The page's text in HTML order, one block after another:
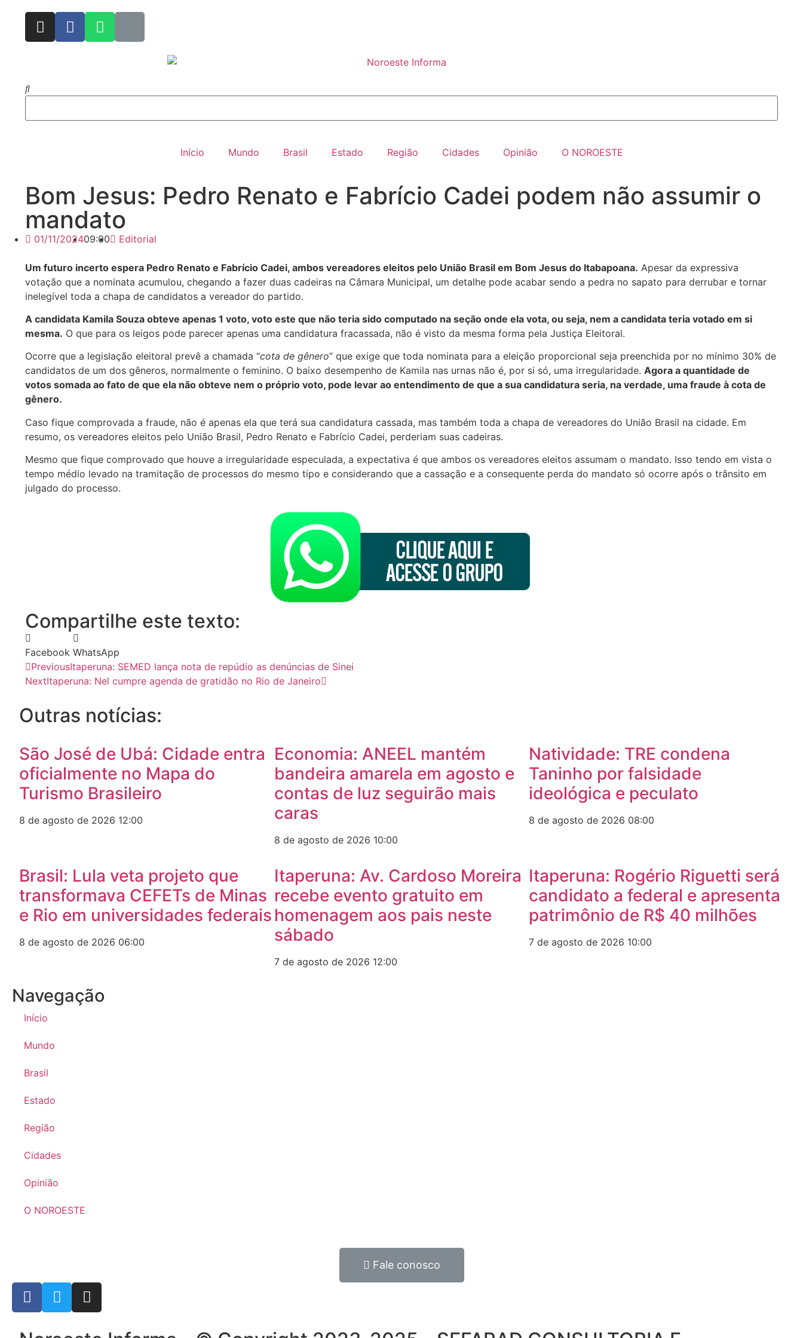
Início Mundo Brasil Estado Região Cidades Opinião O NOROESTE
Bom Jesus: Pedro Renato e Fabrício Cadei podem não assumir o
mandato
01/11/202409:00 Editorial
Um futuro incerto espera Pedro Renato e Fabrício Cadei, ambos vereadores eleitos pelo União Brasil em Bom Jesus do Itabapoana. Apesar da expressiva
votação que a nominata acumulou, chegando a fazer duas cadeiras na Câmara Municipal, um detalhe pode acabar sendo a pedra no sapato para derrubar e tornar
inelegível toda a chapa de candidatos a vereador do partido.
A candidata Kamila Souza obteve apenas 1 voto, voto este que não teria sido computado na seção onde ela vota, ou seja, nem a candidata teria votado em si
mesma. O que para os leigos pode parecer apenas uma candidatura fracassada, não é visto da mesma forma pela Justiça Eleitoral.
Ocorre que a legislação eleitoral prevê a chamada “cota de gênero” que exige que toda nominata para a eleição proporcional seja preenchida por no mínimo 30% de
candidatos de um dos gêneros, normalmente o feminino. O baixo desempenho de Kamila nas urnas não é, por si só, uma irregularidade. Agora a quantidade de
votos somada ao fato de que ela não obteve nem o próprio voto, pode levar ao entendimento de que a sua candidatura seria, na verdade, uma fraude à cota de
gênero.
Caso fique comprovada a fraude, não é apenas ela que terá sua candidatura cassada, mas também toda a chapa de vereadores do União Brasil na cidade. Em
resumo, os vereadores eleitos pelo União Brasil, Pedro Renato e Fabrício Cadei, perderiam suas cadeiras.
Mesmo que fique comprovado que houve a irregularidade especulada, a expectativa é que ambos os vereadores eleitos assumam o mandato. Isso tendo em vista o
tempo médio levado na tramitação de processos do mesmo tipo e considerando que a cassação e a consequente perda do mandato só ocorre após o trânsito em
julgado do processo.
Compartilhe este texto:
Facebook WhatsApp
PreviousItaperuna: SEMED lança nota de repúdio as denúncias de Sinei
NextItaperuna: Nel cumpre agenda de gratidão no Rio de Janeiro
Outras notícias:
São José de Ubá: Cidade entra
oficialmente no Mapa do
Turismo Brasileiro
8 de agosto de 2026 12:00
Economia: ANEEL mantém
bandeira amarela em agosto e
contas de luz seguirão mais
caras
8 de agosto de 2026 10:00
Natividade: TRE condena
Taninho por falsidade
ideológica e peculato
8 de agosto de 2026 08:00
Brasil: Lula veta projeto que
transformava CEFETs de Minas
e Rio em universidades federais
8 de agosto de 2026 06:00
Itaperuna: Av. Cardoso Moreira
recebe evento gratuito em
homenagem aos pais neste
sábado
7 de agosto de 2026 12:00
Itaperuna: Rogério Riguetti será
candidato a federal e apresenta
patrimônio de R$ 40 milhões
7 de agosto de 2026 10:00
Navegação
Início
Mundo
Brasil
Estado
Região
Cidades
Opinião
O NOROESTE
Fale conosco